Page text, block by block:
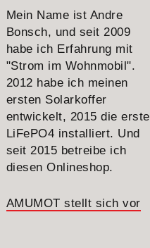
Mein Name ist Andre
Bonsch, und seit 2009
habe ich Erfahrung mit
"Strom im Wohnmobil".
2012 habe ich meinen
ersten Solarkoffer
entwickelt, 2015 die erste
LiFePO4 installiert. Und
seit 2015 betreibe ich
diesen Onlineshop.
AMUMOT stellt sich vor